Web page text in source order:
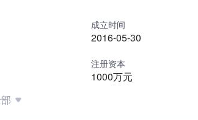
成立时间
2016-05-30
注册资本
1000万元